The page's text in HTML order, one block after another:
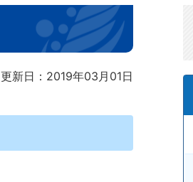
更新日：2019年03月01日